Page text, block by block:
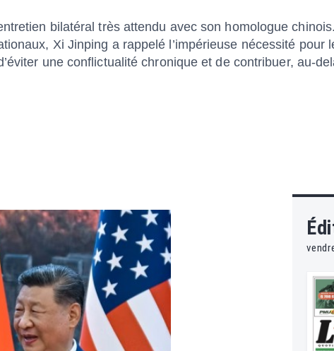
bilatéral très attendu avec son homologue
Xi Jinping a rappelé l’impérieuse nécessité pour
une conflictualité chronique et de contribuer, au-